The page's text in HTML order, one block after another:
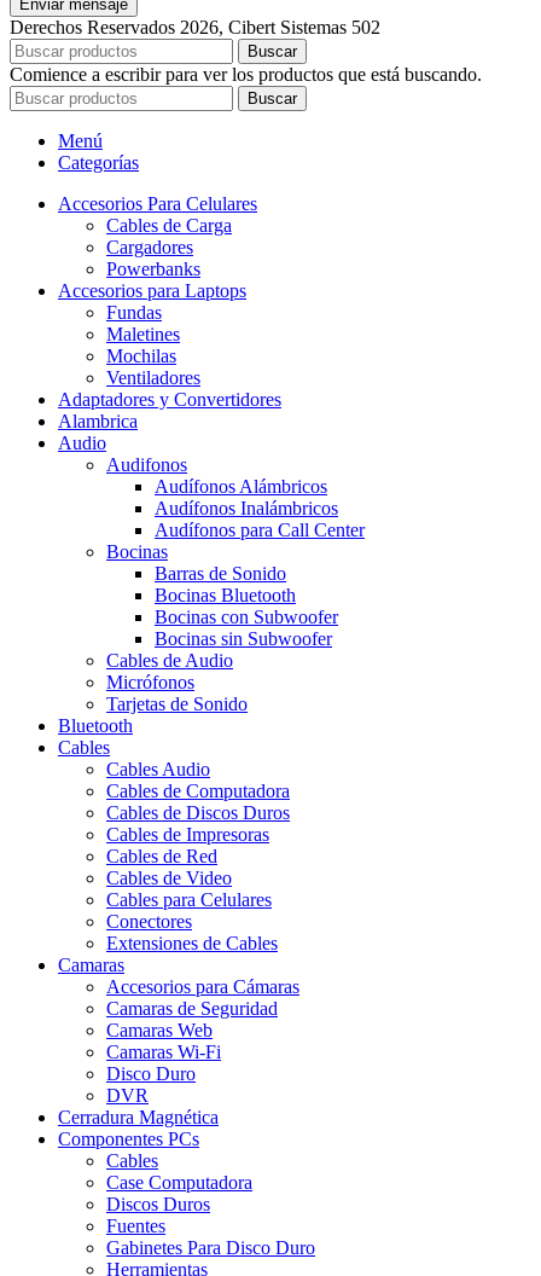
Enviar mensaje
Derechos Reservados 2026, Cibert Sistemas 502
Buscar
Comience a escribir para ver los productos que está buscando.
Buscar
Menú
Categorías
Accesorios Para Celulares
Cables de Carga
Cargadores
Powerbanks
Accesorios para Laptops
Fundas
Maletines
Mochilas
Ventiladores
Adaptadores y Convertidores
Alambrica
Audio
Audifonos
Audífonos Alámbricos
Audífonos Inalámbricos
Audífonos para Call Center
Bocinas
Barras de Sonido
Bocinas Bluetooth
Bocinas con Subwoofer
Bocinas sin Subwoofer
Cables de Audio
Micrófonos
Tarjetas de Sonido
Bluetooth
Cables
Cables Audio
Cables de Computadora
Cables de Discos Duros
Cables de Impresoras
Cables de Red
Cables de Video
Cables para Celulares
Conectores
Extensiones de Cables
Camaras
Accesorios para Cámaras
Camaras de Seguridad
Camaras Web
Camaras Wi-Fi
Disco Duro
DVR
Cerradura Magnética
Componentes PCs
Cables
Case Computadora
Discos Duros
Fuentes
Gabinetes Para Disco Duro
Herramientas